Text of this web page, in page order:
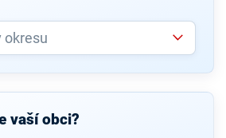
vaší obci?